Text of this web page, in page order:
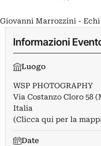
Giovanni Marrozzini - Echi
Informazioni
Luogo
WSP PHOTOGRAPHY
Via Costanzo Cloro 58
Italia
(Clicca qui per la
Date